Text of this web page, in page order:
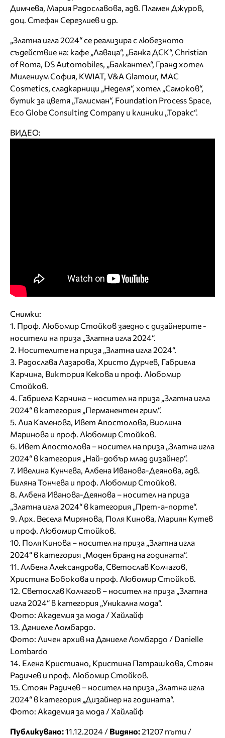
Димчева, Мария Радославова, адв. Пламен Джуров,
доц. Стефан Серезлиев и др.
„Златна игла 2024“ се реализира с любезното
съдействие на: кафе „Лаваца“, „Банка ДСК“, Christian
of Roma, DS Automobiles, „Балкантел“, Гранд хотел
Милениум София, KWIAT, V&A Glamour, MAC
Cosmetics, сладкарници „Неделя“, хотел „Самоков“,
бутик за цветя „Талисман“, Foundation Process Space,
Eco Globe Consulting Company и клиники „Торакс“.
ВИДЕО:
Снимки:
1. Проф. Любомир Стойков заедно с дизайнерите -
носители на приза „Златна игла 2024“.
2. Носителите на приза „Златна игла 2024“.
3. Радослава Лазарова, Христо Дурчев, Габриела
Карчина, Виктория Кекова и проф. Любомир
Стойков.
4. Габриела Карчина – носител на приза „Златна игла
2024“ в категория „Перманентен грим“.
5. Лиа Каменова, Ивет Апостолова, Виолина
Маринова и проф. Любомир Стойков.
6. Ивет Апостолова – носител на приза „Златна игла
2024“ в категория „Най-добър млад дизайнер“.
7. Ивелина Кунчева, Албена Иванова-Деянова, адв.
Биляна Тончева и проф. Любомир Стойков.
8. Албена Иванова-Деянова – носител на приза
„Златна игла 2024“ в категория „Прет-а-порте“.
9. Арх. Весела Мирянова, Поля Кинова, Мариян Кутев
и проф. Любомир Стойков.
10. Поля Кинова – носител на приза „Златна игла
2024“ в категория „Моден бранд на годината“.
11. Албена Александрова, Светослав Колчагов,
Христина Бобокова и проф. Любомир Стойков.
12. Светослав Колчагов – носител на приза „Златна
игла 2024“ в категория „Уникална мода“.
Фото: Академия за мода / Хайлайф
13. Даниеле Ломбардо.
Фото: Личен архив на Даниеле Ломбардо / Danielle
Lombardo
14. Елена Кристиано, Кристина Патрашкова, Стоян
Радичев и проф. Любомир Стойков.
15. Стоян Радичев – носител на приза „Златна игла
2024“ в категория „Дизайнер на годината“.
Фото: Академия за мода / Хайлайф
Публикувано:11.12.2024 / Видяно:21207 пъти /